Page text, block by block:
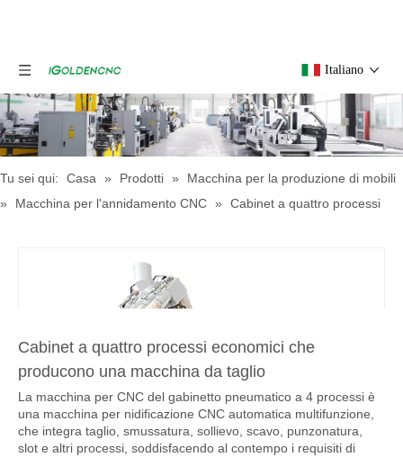
Italiano
Tu sei qui: Casa » Prodotti »
Macchina per la produzione di mobili
»
Macchina per l'annidamento CNC »
Cabinet a quattro processi
Cabinet a quattro processi economici che
producono una macchina da taglio
La macchina per CNC del gabinetto pneumatico a 4 processi è
una macchina per nidificazione CNC automatica multifunzione,
che integra taglio, smussatura, sollievo, scavo, punzonatura,
slot e altri processi, soddisfacendo al contempo i requisiti di